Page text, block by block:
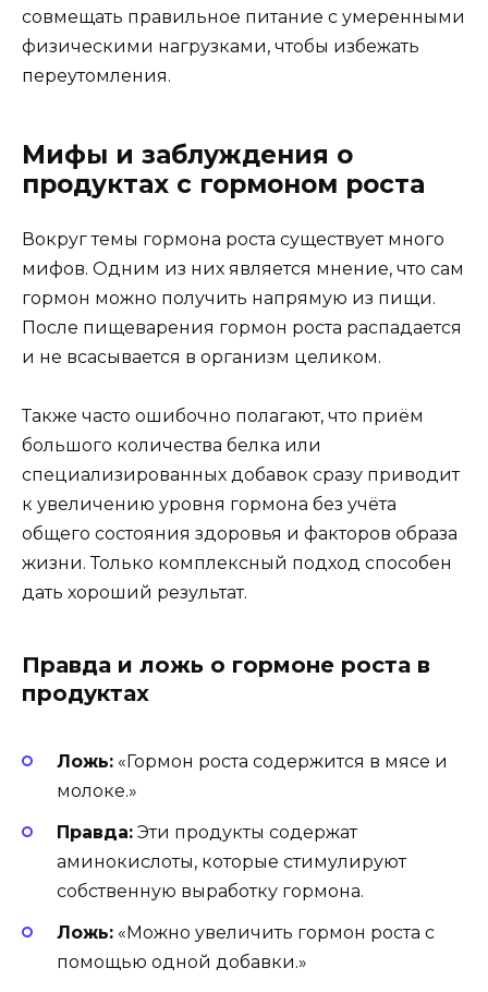
совмещать правильное питание с умеренными
физическими нагрузками, чтобы избежать
переутомления.
Мифы и заблуждения о
продуктах с гормоном роста
Вокруг темы гормона роста существует много
мифов. Одним из них является мнение, что сам
гормон можно получить напрямую из пищи.
После пищеварения гормон роста распадается
и не всасывается в организм целиком.
Также часто ошибочно полагают, что приём
большого количества белка или
специализированных добавок сразу приводит
к увеличению уровня гормона без учёта
общего состояния здоровья и факторов образа
жизни. Только комплексный подход способен
дать хороший результат.
Правда и ложь о гормоне роста в
продуктах
Ложь: «Гормон роста содержится в мясе и
молоке.»
Правда: Эти продукты содержат
аминокислоты, которые стимулируют
собственную выработку гормона.
Ложь: «Можно увеличить гормон роста с
помощью одной добавки.»